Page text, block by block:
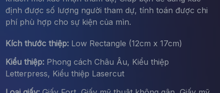
định được số lượng người tham dự, tính toán được chi
phí phù hợp cho sự kiện của mìn.
Kích thước thiệp:Low Rectangle (12cm x 17cm)
Kiểu thiệp:Phong cách Châu Âu, Kiểu thiệp
Letterpress, Kiểu thiệp Lasercut